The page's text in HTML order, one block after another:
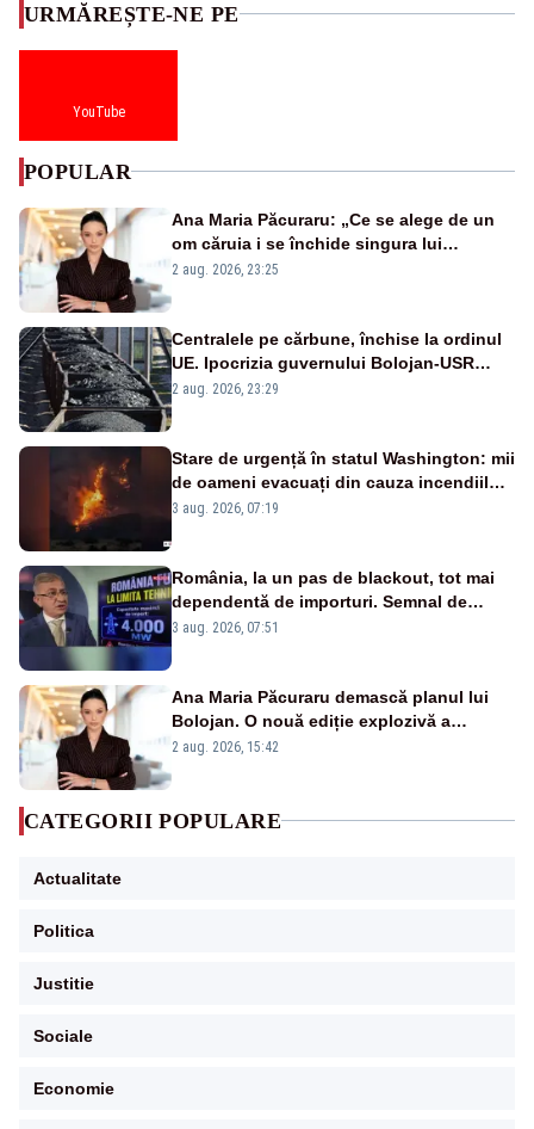
URMĂREȘTE-NE PE
YouTube
POPULAR
Ana Maria Păcuraru: „Ce se alege de un
om căruia i se închide singura lui
portiță?”
2 aug. 2026, 23:25
Centralele pe cărbune, închise la ordinul
UE. Ipocrizia guvernului Bolojan-USR
după starea de alertă
2 aug. 2026, 23:29
Stare de urgență în statul Washington: mii
de oameni evacuați din cauza incendiilor
puternice de vegetație
3 aug. 2026, 07:19
România, la un pas de blackout, tot mai
dependentă de importuri. Semnal de
alarmă tras de un expert în energie
3 aug. 2026, 07:51
Ana Maria Păcuraru demască planul lui
Bolojan. O nouă ediție explozivă a
emisiunii „Miza Zilei” la Realitatea PLUS
2 aug. 2026, 15:42
CATEGORII POPULARE
Actualitate
Politica
Justitie
Sociale
Economie